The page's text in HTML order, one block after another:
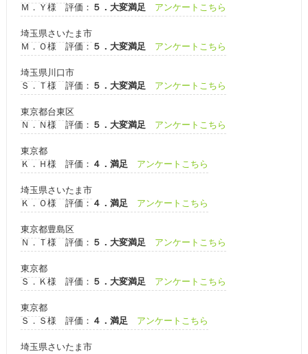
Ｍ．Ｙ様 評価： ５．大変満足 アンケートこちら
埼玉県さいたま市
Ｍ．Ｏ様 評価： ５．大変満足 アンケートこちら
埼玉県川口市
Ｓ．Ｔ様 評価： ５．大変満足 アンケートこちら
東京都台東区
Ｎ．Ｎ様 評価： ５．大変満足 アンケートこちら
東京都
Ｋ．Ｈ様 評価： ４．満足 アンケートこちら
埼玉県さいたま市
Ｋ．Ｏ様 評価： ４．満足 アンケートこちら
東京都豊島区
Ｎ．Ｔ様 評価： ５．大変満足 アンケートこちら
東京都
Ｓ．Ｋ様 評価： ５．大変満足 アンケートこちら
東京都
Ｓ．Ｓ様 評価： ４．満足 アンケートこちら
埼玉県さいたま市